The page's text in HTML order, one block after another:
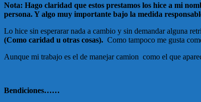
Nota: Hago claridad que estos prestamos los hice a mi
persona. Y algo muy importante bajo la medida
Lo hice sin esperarar nada a cambio y sin demandar alguna
(Como caridad u otras cosas). Como tampoco me gusta
Aunque mi trabajo es el de manejar camion como el que
Bendiciones……